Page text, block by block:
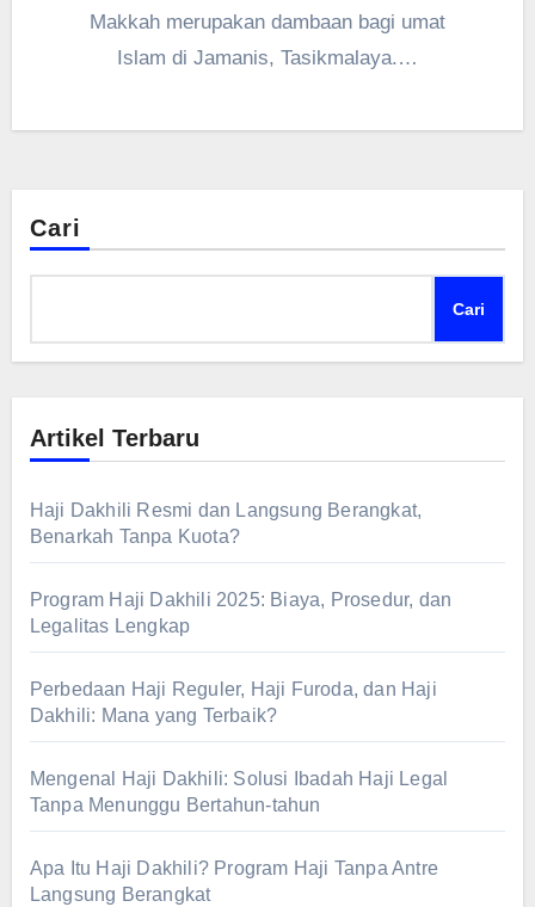
Makkah merupakan dambaan bagi umat
Islam di Jamanis, Tasikmalaya.…
Cari
Cari
Artikel Terbaru
Haji Dakhili Resmi dan Langsung Berangkat,
Benarkah Tanpa Kuota?
Program Haji Dakhili 2025: Biaya, Prosedur, dan
Legalitas Lengkap
Perbedaan Haji Reguler, Haji Furoda, dan Haji
Dakhili: Mana yang Terbaik?
Mengenal Haji Dakhili: Solusi Ibadah Haji Legal
Tanpa Menunggu Bertahun-tahun
Apa Itu Haji Dakhili? Program Haji Tanpa Antre
Langsung Berangkat